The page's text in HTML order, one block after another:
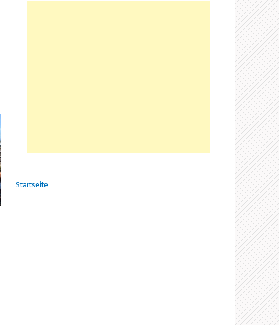
Startseite